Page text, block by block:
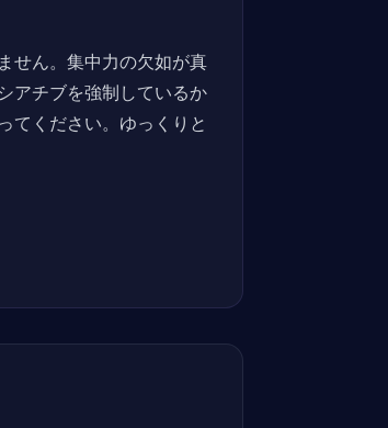
せん。集中力の欠如が真
アチブを強制しているか
てください。ゆっくりと